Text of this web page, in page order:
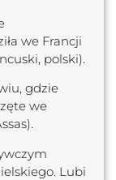
we Francji
polski).
gdzie
we
Lubi